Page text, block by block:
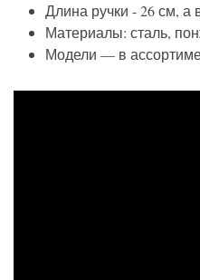
Длина ручки - 26 см, а
Материалы: сталь,
Модели — в